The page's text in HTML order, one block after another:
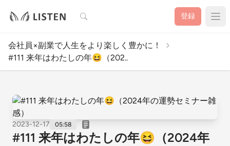
検索 登録
会社員×副業で人生をより楽しく豊かに！
#111 来年はわたしの年😆（202..
2023-12-17 05:58
#111 来年はわたしの年😆（2024年